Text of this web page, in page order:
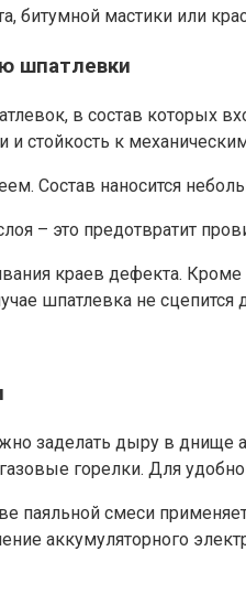
битумной мастики или
шпатлевки
в состав которых
и стойкость к
Состав наносится
– это предотвратит
краев дефекта.
шпатлевка не
заделать дыру в
горелки. Для
паяльной смеси
аккумуляторного